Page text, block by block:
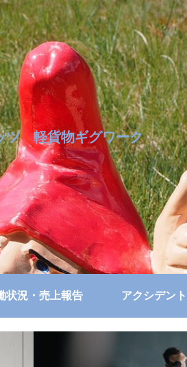
ツ 軽貨物ギグワーク
状況・売上報告 アクシデント